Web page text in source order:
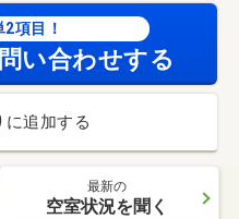
項目！
い合わせする
に追加する
最新の
空室状況を聞く